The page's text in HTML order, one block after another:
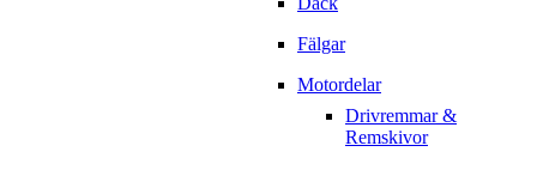
Fälgar
Motordelar
Drivremmar &
Remskivor